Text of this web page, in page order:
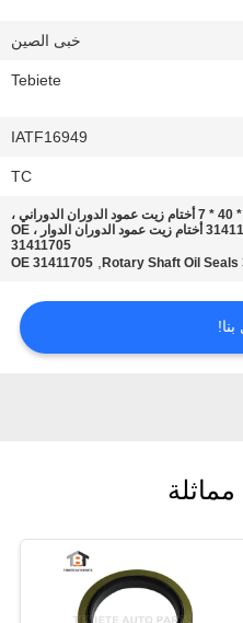
خبى الصين
Tebiete
IATF16949
TC
28 * 40 * 7 أختام زيت عمود الدوران الدوراني ،
31411705 أختام زيت عمود الدوران الدوار ، OE
31411705
,
OE 31411705